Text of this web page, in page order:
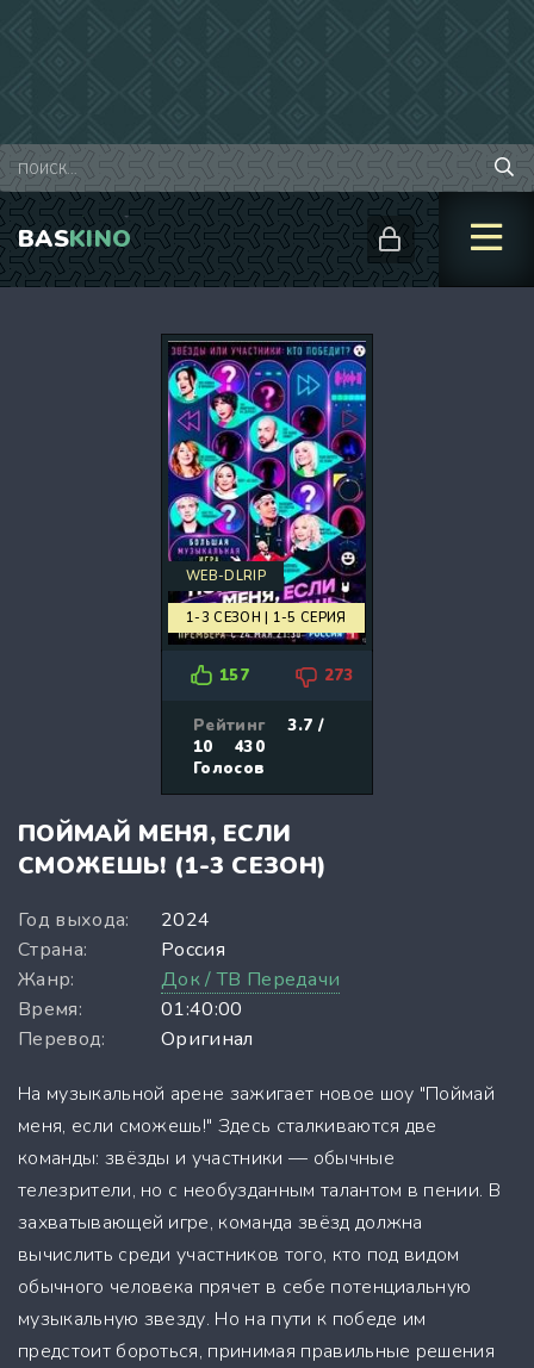
BASKINO
WEB-DLRIP
1-3 СЕЗОН | 1-5 СЕРИЯ
157 273
Рейтинг
3.7 /
10
430
Голосов
ПОЙМАЙ МЕНЯ, ЕСЛИ
СМОЖЕШЬ! (1-3 СЕЗОН)
Год выхода:
2024
Страна:
Россия
Жанр:
Док / ТВ Передачи
Время:
01:40:00
Перевод:
Оригинал
На музыкальной арене зажигает новое шоу "Поймай
меня, если сможешь!" Здесь сталкиваются две
команды: звёзды и участники — обычные
телезрители, но с необузданным талантом в пении. В
захватывающей игре, команда звёзд должна
вычислить среди участников того, кто под видом
обычного человека прячет в себе потенциальную
музыкальную звезду. Но на пути к победе им
предстоит бороться, принимая правильные решения